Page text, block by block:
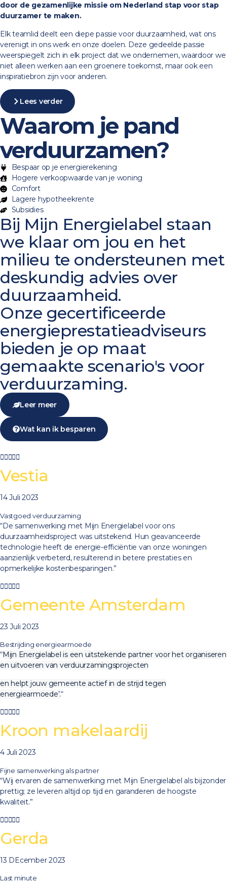
door de gezamenlijke missie om Nederland stap voor stap
duurzamer te maken.
Elk teamlid deelt een diepe passie voor duurzaamheid, wat ons
verenigt in ons werk en onze doelen. Deze gedeelde passie
weerspiegelt zich in elk project dat we ondernemen, waardoor we
niet alleen werken aan een groenere toekomst, maar ook een
inspiratiebron zijn voor anderen.
Lees verder
Waarom je pand
verduurzamen?
Bespaar op je energierekening
Hogere verkoopwaarde van je woning
Comfort
Lagere hypotheekrente
Subsidies
Bij Mijn Energielabel staan
we klaar om jou en het
milieu te ondersteunen met
deskundig advies over
duurzaamheid.
Onze gecertificeerde
energieprestatieadviseurs
bieden je op maat
gemaakte scenario's voor
verduurzaming.
Leer meer
Wat kan ik besparen

Vestia
14 Juli 2023
Vastgoed verduurzaming
“De samenwerking met Mijn Energielabel voor ons
duurzaamheidsproject was uitstekend. Hun geavanceerde
technologie heeft de energie-efficiëntie van onze woningen
aanzienlijk verbeterd, resulterend in betere prestaties en
opmerkelijke kostenbesparingen.”

Gemeente Amsterdam
23 Juli 2023
Bestrijding energiearmoede
“Mijn Energielabel is een uitstekende partner voor het organiseren
en uitvoeren van verduurzamingsprojecten
en helpt jouw gemeente actief in de strijd tegen
energiearmoede’.“

Kroon makelaardij
4 Juli 2023
Fijne samenwerking als partner
“Wij ervaren de samenwerking met Mijn Energielabel als bijzonder
prettig; ze leveren altijd op tijd en garanderen de hoogste
kwaliteit.”

Gerda
13 DEcember 2023
Last minute